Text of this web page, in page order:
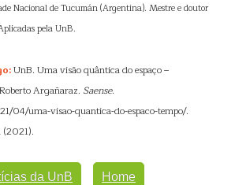
Nacional de Tucumán (Argentina). Mestre e doutor
pela UnB.
UnB. Uma visão quântica do espaço –
Argañaraz. Saense.
04/uma-visao-quantica-do-espaco-tempo/.
(2021).
da UnB Home